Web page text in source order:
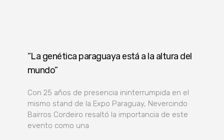
“La genética paraguaya está a la altura del
mundo”
Con 25 años de presencia ininterrumpida en el
mismo stand de la Expo Paraguay, Nevercindo
Bairros Cordeiro resaltó la importancia de este
evento como una